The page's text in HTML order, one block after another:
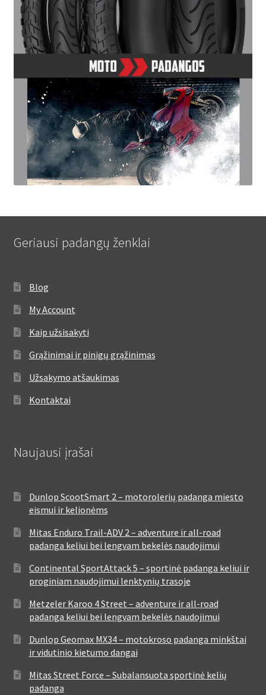
Geriausi padangų ženklai
Blog
My Account
Kaip užsisakyti
Grąžinimai ir pinigų grąžinimas
Užsakymo atšaukimas
Kontaktai
Naujausi įrašai
Dunlop ScootSmart 2 – motorolerių padanga miesto
eismui ir kelionėms
Mitas Enduro Trail-ADV 2 – adventure ir all-road
padanga keliui bei lengvam bekelės naudojimui
Continental SportAttack 5 – sportinė padanga keliui ir
proginiam naudojimui lenktynių trasoje
Metzeler Karoo 4 Street – adventure ir all-road
padanga keliui bei lengvam bekelės naudojimui
Dunlop Geomax MX34 – motokroso padanga minkštai
ir vidutinio kietumo dangai
Mitas Street Force – Subalansuota sportinė kelių
padanga